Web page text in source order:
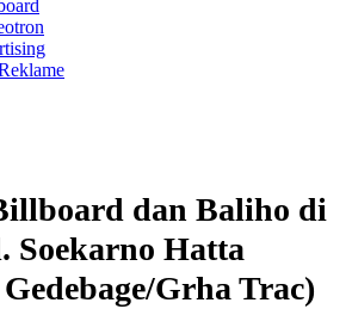
dan Baliho di
Soekarno Hatta
Grha Trac)